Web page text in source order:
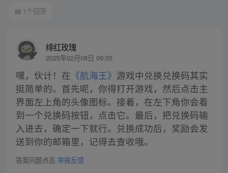
1个回答
绯红玫瑰
2025年02月08日 09:55
嘿，伙计！在 《航海王》 游戏中兑换兑换码其实
挺简单的。首先呢，你得打开游戏，然后点击主
界面左上角的头像图标。接着，在左下角你会看
到一个兑换码按钮，点击它。最后，把兑换码输
入进去，确定一下就行。兑换成功后，奖励会发
送到你的邮箱里，记得去查收哦。
答案问题点击 举报反馈